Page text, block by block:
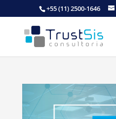
+55 (11) 2500-1646